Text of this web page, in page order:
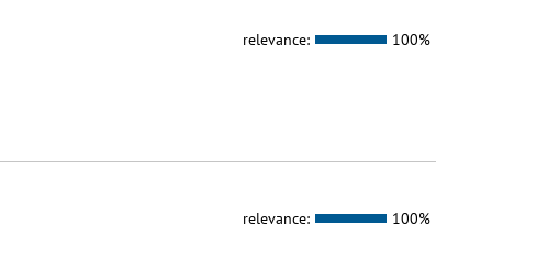
relevance: 100%
relevance: 100%